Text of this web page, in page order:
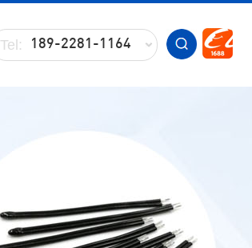
Tel: 189-2281-1164